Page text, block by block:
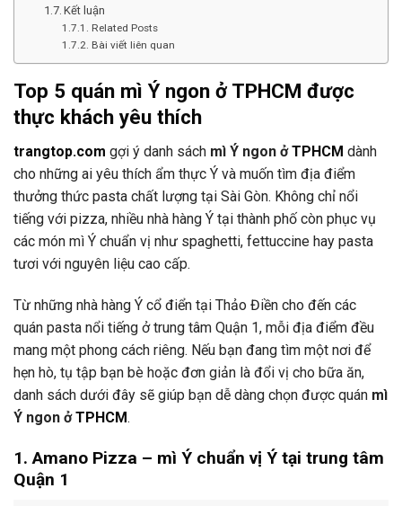
Kết luận
Related Posts
Bài viết liên quan
Top 5 quán mì Ý ngon ởTPHCM được
thực kháchyêu thích
trangtop.com gợi ý danh sách mì Ý ngon ởTPHCM dành
cho những ai yêu thích ẩm thực Ý và muốn tìm địa điểm
thưởng thức pasta chất lượng tại Sài Gòn. Không chỉ nổi
tiếng với pizza, nhiều nhà hàng Ý tại thành phố còn phục vụ
các món mì Ý chuẩn vị như spaghetti, fettuccine hay pasta
tươi với nguyên liệu cao cấp.
Từ những nhà hàng Ý cổ điển tại Thảo Điền cho đến các
quán pasta nổi tiếng ởtrung tâm Quận 1, mỗi địa điểm đều
mang một phong cách riêng. Nếu bạn đang tìm một nơi để
hẹn hò, tụ tập bạn bè hoặc đơn giản là đổi vị cho bữa ăn,
danh sách dưới đây sẽ giúp bạn dễ dàng chọn được quán mì
Ý ngon ởTPHCM.
1.Amano Pizza – mì Ý chuẩnvị Ý tại trung tâm
Quận 1